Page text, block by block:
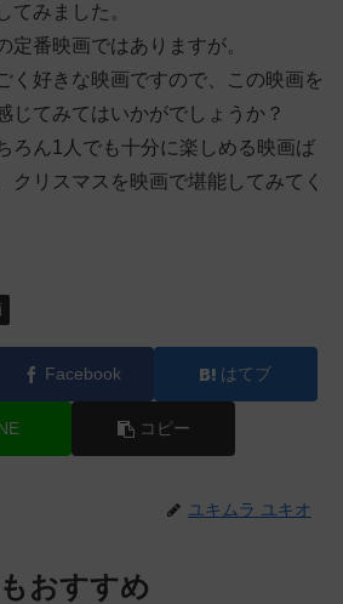
てみました。
定番映画ではありますが。
く好きな映画ですので、この映画を
じてみてはいかがでしょうか？
ろん1人でも十分に楽しめる映画ば
クリスマスを映画で堪能してみてく
Facebook はてブ
コピー
ユキムラ ユキオ
おすすめ